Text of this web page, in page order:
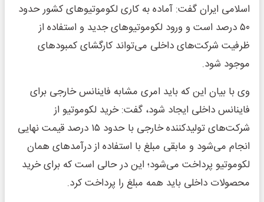
اسلامی ایران گفت: آماده به کاری لکوموتیوهای کشور حدود
۵۰ درصد است و ورود لکوموتیوهای جدید و استفاده از
ظرفیت شرکت‌های داخلی می‌تواند کارگشای کمبودهای
موجود شود.
وی با بیان این که باید امری مشابه فاینانس خارجی برای
فاینانس داخلی ایجاد شود، گفت: خرید لکوموتیو از
شرکت‌های تولیدکننده خارجی با حدود ۱۵ درصد قیمت نهایی
انجام می‌شود و مابقی مبلغ با استفاده از درآمدهای همان
لکوموتیو پرداخت می‌شود؛ این در حالی است که برای خرید
محصولات داخلی باید همه مبلغ را پرداخت کرد.